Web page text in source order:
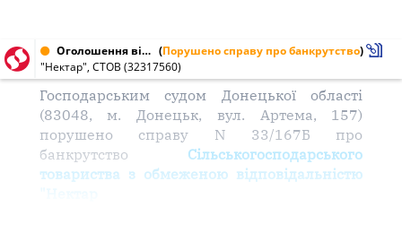
Оголошення від 07.11.2003 № 32317560 (Порушено справу про банкрутство)
"Нектар", СТОВ (32317560)
Господарським судом Донецької області
(83048, м. Донецьк, вул. Артема, 157)
порушено справу N 33/167Б про
банкрутство Сільськогосподарського
товариства з обмеженою відповідальністю